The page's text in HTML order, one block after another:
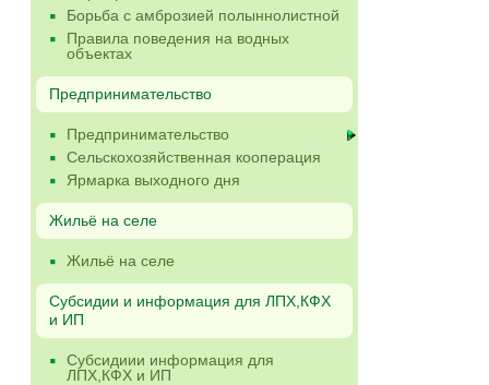
Борьба с амброзией полыннолистной
Правила поведения на водных
объектах
Предпринимательство
Предпринимательство
Сельскохозяйственная кооперация
Ярмарка выходного дня
Жильё на селе
Жильё на селе
Субсидии и информация для ЛПХ,КФХ
и ИП
Субсидиии информация для
ЛПХ,КФХ и ИП